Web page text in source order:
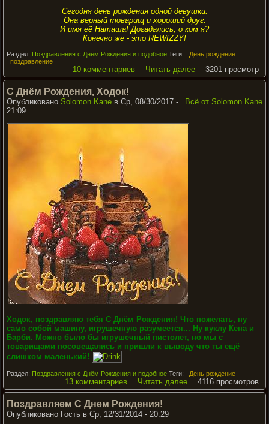
Сегодня день рождения одной девушки.
Она верный товарищ и хороший друг.
И имя её Наташа! Догадались, о ком я?
Конечно же - это REWIZZY!
Раздел: Поздравления с Днём Рождения и подобное Теги:
День рождение
поздравление
10 комментариев Читать далее 3201 просмотр
С Днём Рождения, Ходок!
Всё от Solomon Kane
Опубликовано Solomon Kane в Ср, 08/30/2017 -
21:09
Ходок, поздравляю тебя С Днём Рождения! Что пожелать, ну
само собой машину, игрушечную разумеется... Ну куклу Кена и
Барби. Можно было бы игрушечный пистолет, но мы с
товарищами посовещались и пришли к выводу что ты ещё
слишком маленький!
Раздел: Поздравления с Днём Рождения и подобное Теги: День рождение
13 комментариев Читать далее 4116 просмотров
Поздравляем С Днем Рождения!
Опубликовано Гость в Ср, 12/31/2014 - 20:29